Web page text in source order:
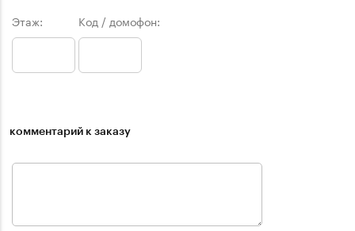
Этаж: Код / домофон:
комментарий к заказу